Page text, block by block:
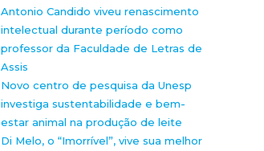
Antonio Candido viveu renascimento
intelectual durante período como
professor da Faculdade de Letras de
Assis
Novo centro de pesquisa da Unesp
investiga sustentabilidade e bem-
estar animal na produção de leite
Di Melo, o “Imorrível”, vive sua melhor